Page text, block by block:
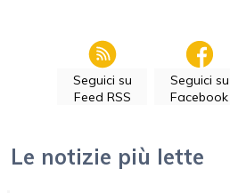
Seguici su
Feed RSS
Seguici su
Facebook
Le notizie più lette